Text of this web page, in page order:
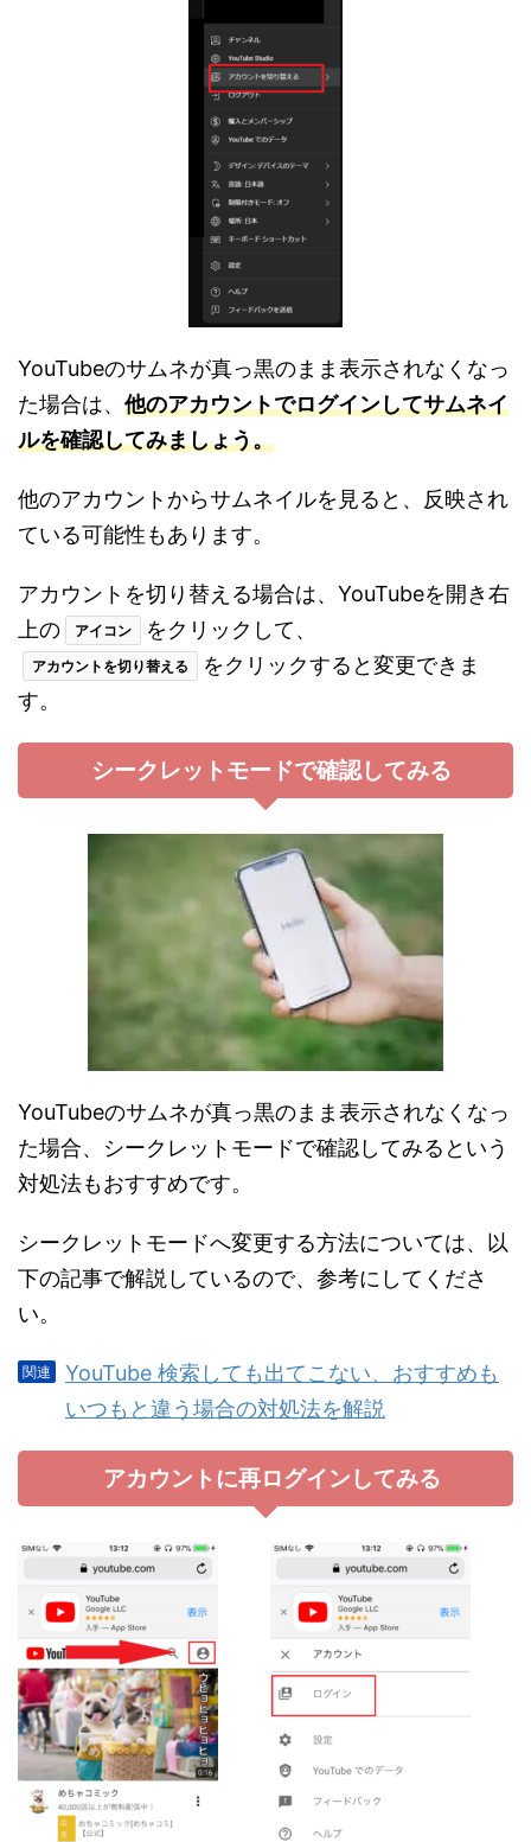
YouTubeのサムネが真っ黒のまま表示されなくなっ
た場合は、 他のアカウントでログインしてサムネイ
ルを確認してみましょう。
他のアカウントからサムネイルを見ると、反映され
ている可能性もあります。
アカウントを切り替える場合は、YouTubeを開き右
上の
アイコン をクリックして、
アカウントを切り替える
をクリックすると変更できま
す。
シークレットモードで確認してみる
YouTubeのサムネが真っ黒のまま表示されなくなっ
た場合、シークレットモードで確認してみるという
対処法もおすすめです。
シークレットモードへ変更する方法については、以
下の記事で解説しているので、参考にしてくださ
い。
YouTube 検索しても出てこない、おすすめも
いつもと違う場合の対処法を解説
アカウントに再ログインしてみる